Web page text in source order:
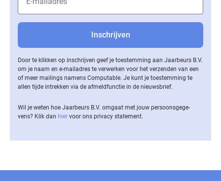
Door te klikken op inschrijven geef je toestemming aan Jaarbeurs B.V.
om je naam en e-mailadres te verwerken voor het verzenden van een
of meer mailings namens Computable. Je kunt je toestemming te
allen tijde intrekken via de af­meld­func­tie in de nieuwsbrief.
Wil je weten hoe Jaarbeurs B.V. omgaat met jouw per­soons­ge­ge­
vens? Klik dan hier voor ons privacy statement.